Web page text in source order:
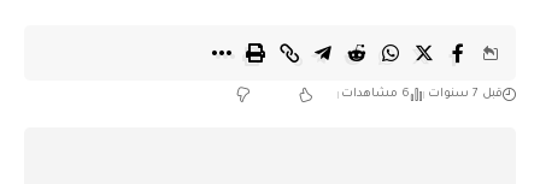
قبل 7 سنوات 6 مشاهدات